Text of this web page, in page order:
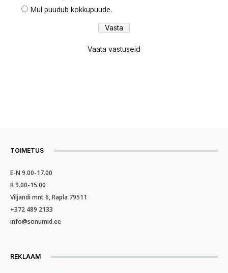
Mul puudub kokkupuude.
Vaata vastuseid
TOIMETUS
E-N 9.00-17.00
R 9.00-15.00
Viljandi mnt 6, Rapla 79511
+372 489 2133
info@sonumid.ee
REKLAAM